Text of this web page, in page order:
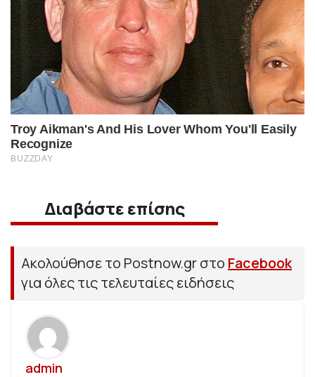
Διαβάστε επίσης
Ακολούθησε το Postnow.gr στο Facebook
για όλες τις τελευταίες ειδήσεις
admin